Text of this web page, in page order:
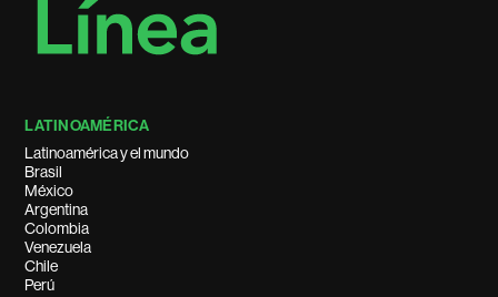
LATINOAMÉRICA
Latinoamérica y el mundo
Brasil
México
Argentina
Colombia
Venezuela
Chile
Perú